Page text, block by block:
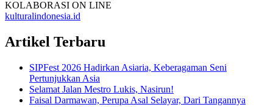
kulturalindonesia.id
Artikel Terbaru
SIPFest 2026 Hadirkan Asiaria, Keberagaman Seni
Pertunjukkan Asia
Selamat Jalan Mestro Lukis, Nasirun!
Faisal Darmawan, Perupa Asal Selayar, Dari Tangannya